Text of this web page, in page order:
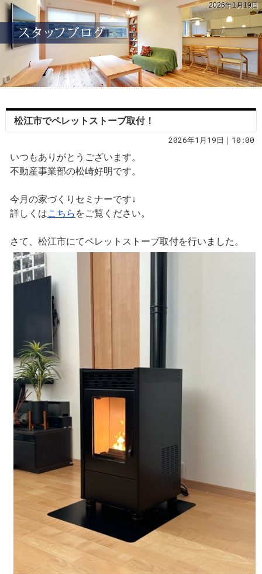
2026年1月19日
松江市でペレットストーブ取付！
2026年1月19日｜10:00
いつもありがとうございます。
不動産事業部の松崎好明です。
今月の家づくりセミナーです↓
詳しくはこちら をご覧ください。
さて、松江市にてペレットストーブ取付を行いました。